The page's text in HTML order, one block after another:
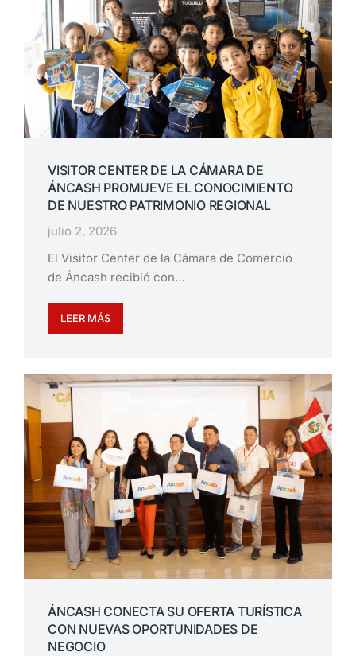
VISITOR CENTER DE LA CÁMARA DE
ÁNCASH PROMUEVE EL CONOCIMIENTO
DE NUESTRO PATRIMONIO REGIONAL
julio 2, 2026
El Visitor Center de la Cámara de Comercio
de Áncash recibió con…
LEER MÁS
ÁNCASH CONECTA SU OFERTA TURÍSTICA
CON NUEVAS OPORTUNIDADES DE
NEGOCIO